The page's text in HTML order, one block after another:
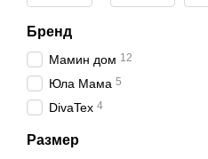
Бренд
Мамин дом 12
Юла Мама 5
DivaTex 4
Размер